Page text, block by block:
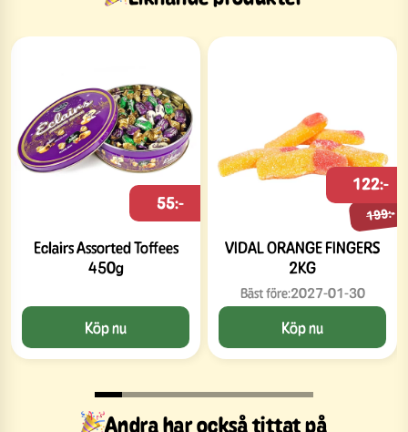
Eclairs Assorted Toffees
450g
55:-
Köp nu
VIDAL ORANGE FINGERS
2KG
199:-
122:-
Bäst före:2027-01-30
Köp nu
Andra har också tittat på